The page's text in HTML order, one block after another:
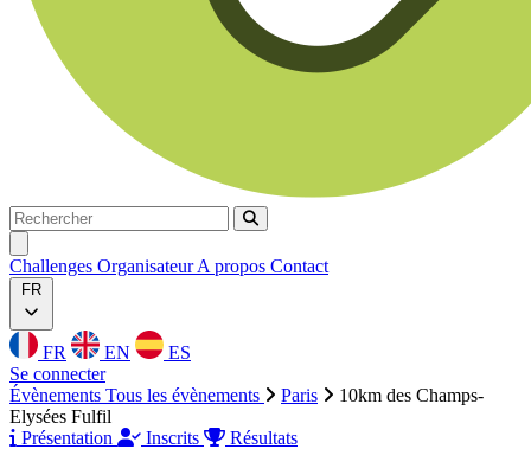
Rechercher
Rechercher
Challenges OrganisateurA propos Contact
FR
FR EN
ES
Se connecter
Évènements Tous les évènements Paris
10km des Champs-
Elysées Fulfil
Présentation
Inscrits Résultats